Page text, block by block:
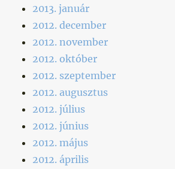
2013. január
2012. december
2012. november
2012. október
2012. szeptember
2012. augusztus
2012. július
2012. június
2012. május
2012. április